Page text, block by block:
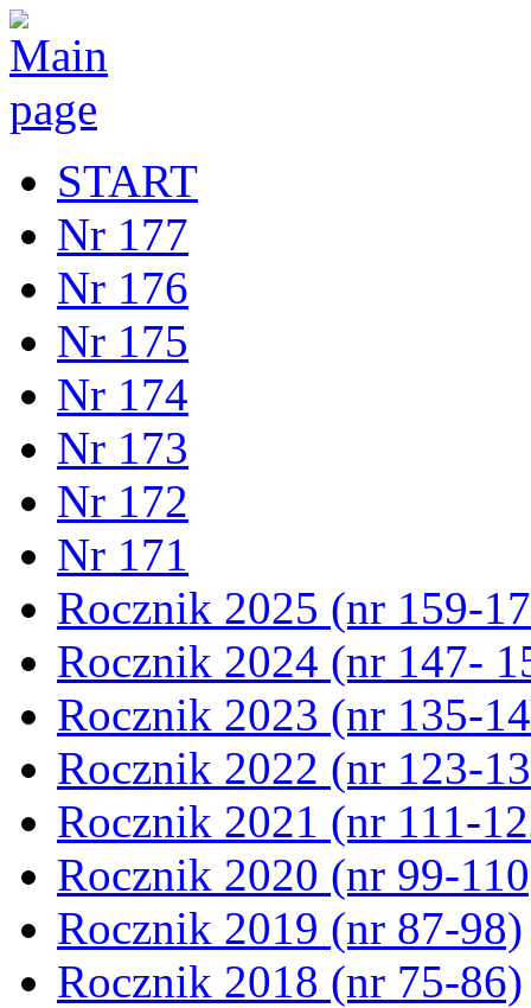
START
Nr 177
Nr 176
Nr 175
Nr 174
Nr 173
Nr 172
Nr 171
Rocznik 2025 (nr 159-
Rocznik 2024 (nr 147-
Rocznik 2023 (nr 135-
Rocznik 2022 (nr 123-
Rocznik 2021 (nr 111-
Rocznik 2020 (nr 99-
Rocznik 2019 (nr 87-98)
Rocznik 2018 (nr 75-86)